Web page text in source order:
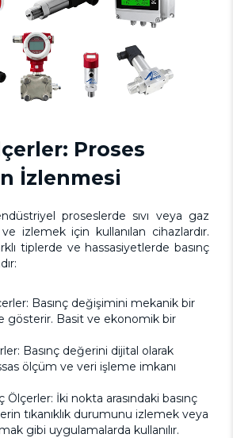
Proses
İzlenmesi
proseslerde sıvı veya gaz
ve izlemek için kullanılan cihazlardır.
tiplerde ve hassasiyetlerde basınç
Basınç değişimini mekanik bir
gösterir. Basit ve ekonomik bir
Basınç değerini dijital olarak
ölçüm ve veri işleme imkanı
Ölçerler: İki nokta arasındaki basınç
tıkanıklık durumunu izlemek veya
gibi uygulamalarda kullanılır.